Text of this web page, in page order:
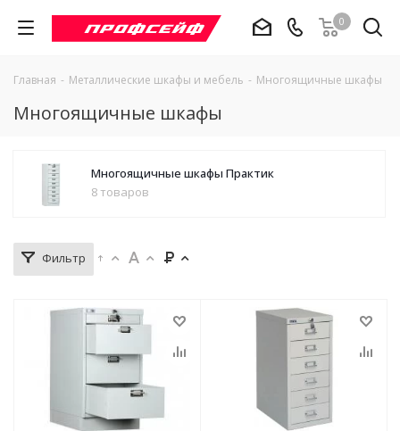
0
Главная - Металлические шкафы и мебель - Многоящичные шкафы
Многоящичные шкафы
Многоящичные шкафы Практик
8 товаров
Фильтр